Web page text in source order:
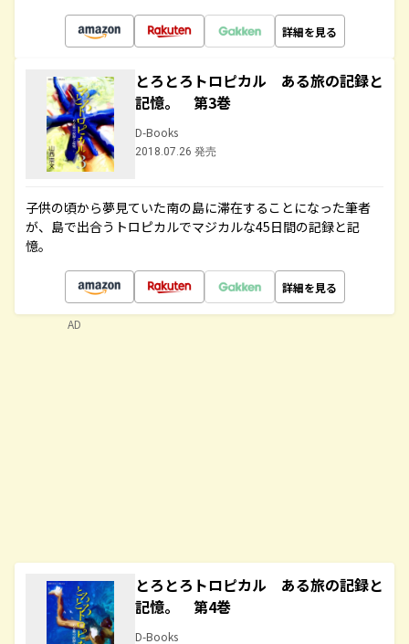
詳細を見る
とろとろトロピカル ある旅の記録と
記憶。 第3巻
D-Books
2018.07.26 発売
子供の頃から夢見ていた南の島に滞在することになった筆者
が、島で出合うトロピカルでマジカルな45日間の記録と記
憶。
詳細を見る
とろとろトロピカル ある旅の記録と
記憶。 第4巻
D-Books
AD